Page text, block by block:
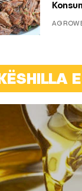
KËSHILLA